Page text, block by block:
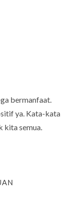
bermanfaat.
ya. Kata-kata
kita semua.